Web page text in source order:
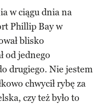
w ciągu dnia na
Phillip Bay w
blisko
od jednego
drugiego. Nie jestem
chwycił rybę za
czy też było to